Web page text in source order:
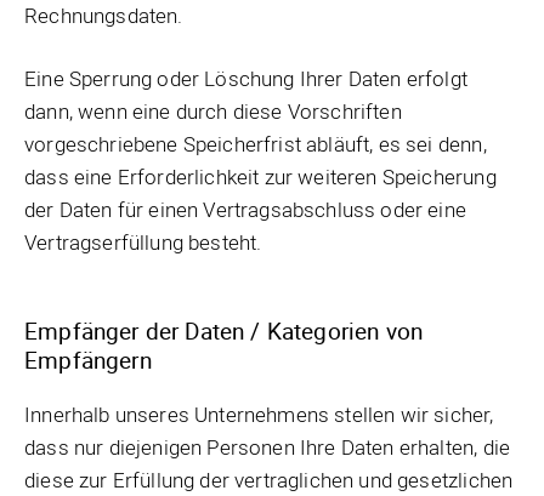
Rechnungsdaten.
Eine Sperrung oder Löschung Ihrer Daten erfolgt
dann, wenn eine durch diese Vorschriften
vorgeschriebene Speicherfrist abläuft, es sei denn,
dass eine Erforderlichkeit zur weiteren Speicherung
der Daten für einen Vertragsabschluss oder eine
Vertragserfüllung besteht.
Empfänger der Daten / Kategorien von
Empfängern
Innerhalb unseres Unternehmens stellen wir sicher,
dass nur diejenigen Personen Ihre Daten erhalten, die
diese zur Erfüllung der vertraglichen und gesetzlichen